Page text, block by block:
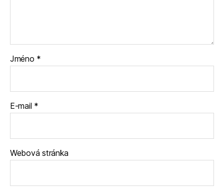
Jméno *
E-mail *
Webová stránka